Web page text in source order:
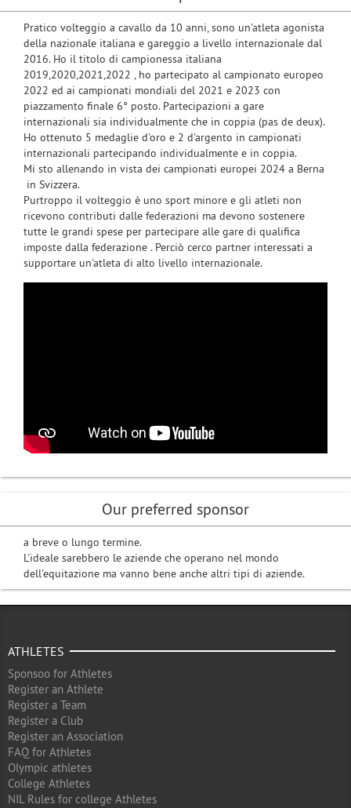
Pratico volteggio a cavallo da 10 anni, sono un'atleta agonista
della nazionale italiana e gareggio a livello internazionale dal
2016. Ho il titolo di campionessa italiana
2019,2020,2021,2022 , ho partecipato al campionato europeo
2022 ed ai campionati mondiali del 2021 e 2023 con
piazzamento finale 6° posto. Partecipazioni a gare
internazionali sia individualmente che in coppia (pas de deux).
Ho ottenuto 5 medaglie d'oro e 2 d'argento in campionati
internazionali partecipando individualmente e in coppia.
Mi sto allenando in vista dei campionati europei 2024 a Berna
in Svizzera.
Purtroppo il volteggio è uno sport minore e gli atleti non
ricevono contributi dalle federazioni ma devono sostenere
tutte le grandi spese per partecipare alle gare di qualifica
imposte dalla federazione . Perciò cerco partner interessati a
supportare un'atleta di alto livello internazionale.
Our preferred sponsor
a breve o lungo termine.
L'ideale sarebbero le aziende che operano nel mondo
dell'equitazione ma vanno bene anche altri tipi di aziende.
ATHLETES
Sponsoo for Athletes
Register an Athlete
Register a Team
Register a Club
Register an Association
FAQ for Athletes
Olympic athletes
College Athletes
NIL Rules for college Athletes